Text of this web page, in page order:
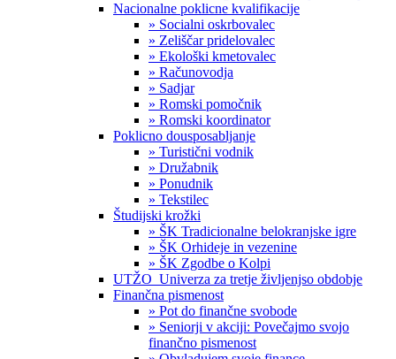
Nacionalne poklicne kvalifikacije
» Socialni oskrbovalec
» Zeliščar pridelovalec
» Ekološki kmetovalec
» Računovodja
» Sadjar
» Romski pomočnik
» Romski koordinator
Poklicno dousposabljanje
» Turistični vodnik
» Družabnik
» Ponudnik
» Tekstilec
Študijski krožki
» ŠK Tradicionalne belokranjske igre
» ŠK Orhideje in vezenine
» ŠK Zgodbe o Kolpi
UTŽO_Univerza za tretje življenjso obdobje
Finančna pismenost
» Pot do finančne svobode
» Seniorji v akciji: Povečajmo svojo
finančno pismenost